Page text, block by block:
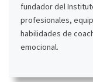
fundador del
profesionales,
habilidades de
emocional.